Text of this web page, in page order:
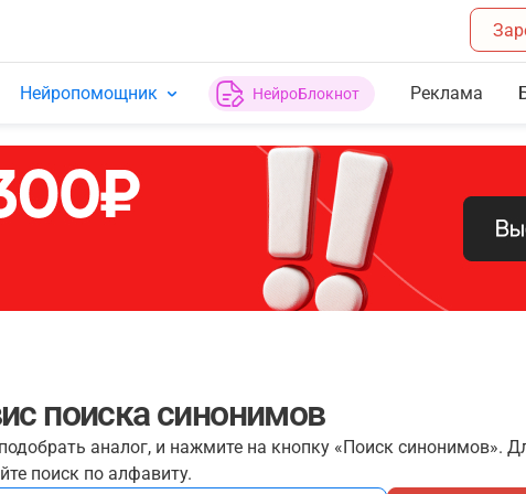
Нейропомощник НейроБлокнот Реклама
поиска синонимов
аналог, и нажмите на кнопку «Поиск синонимов».
поиск по алфавиту.